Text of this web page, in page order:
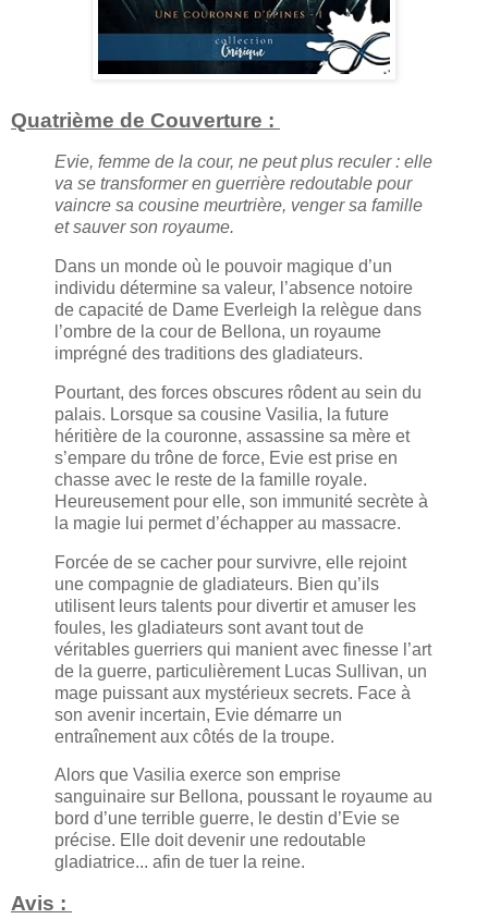
Quatrième de Couverture :
Evie, femme de la cour, ne peut plus reculer : elle
va se transformer en guerrière redoutable pour
vaincre sa cousine meurtrière, venger sa famille
et sauver son royaume.
Dans un monde où le pouvoir magique d’un
individu détermine sa valeur, l’absence notoire
de capacité de Dame Everleigh la relègue dans
l’ombre de la cour de Bellona, un royaume
imprégné des traditions des gladiateurs.
Pourtant, des forces obscures rôdent au sein du
palais. Lorsque sa cousine Vasilia, la future
héritière de la couronne, assassine sa mère et
s’empare du trône de force, Evie est prise en
chasse avec le reste de la famille royale.
Heureusement pour elle, son immunité secrète à
la magie lui permet d’échapper au massacre.
Forcée de se cacher pour survivre, elle rejoint
une compagnie de gladiateurs. Bien qu’ils
utilisent leurs talents pour divertir et amuser les
foules, les gladiateurs sont avant tout de
véritables guerriers qui manient avec finesse l’art
de la guerre, particulièrement Lucas Sullivan, un
mage puissant aux mystérieux secrets. Face à
son avenir incertain, Evie démarre un
entraînement aux côtés de la troupe.
Alors que Vasilia exerce son emprise
sanguinaire sur Bellona, poussant le royaume au
bord d’une terrible guerre, le destin d’Evie se
précise. Elle doit devenir une redoutable
gladiatrice... afin de tuer la reine.
Avis :